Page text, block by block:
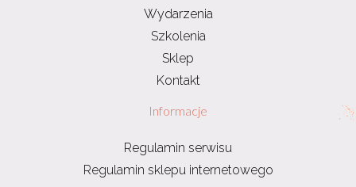
Wydarzenia
Szkolenia
Sklep
Kontakt
Informacje
Regulamin serwisu
Regulamin sklepu internetowego